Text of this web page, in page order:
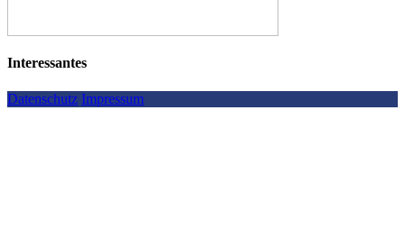
Interessantes
Datenschutz Impressum